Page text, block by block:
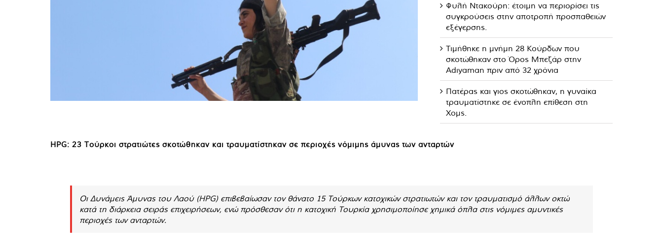
Φυλή Ντακούρη: έτοιμη να περιορίσει τις
συγκρούσεις στην αποτροπή προσπαθειών
εξέγερσης.
Τιμήθηκε η μνήμη 28 Κούρδων που
σκοτώθηκαν στο Όρος Μπεζάρ στην
Adıyaman πριν από 32 χρόνια
Πατέρας και γιος σκοτώθηκαν, η γυναίκα
τραυματίστηκε σε ένοπλη επίθεση στη
Χομς.
HPG: 23 Τούρκοι στρατιώτες σκοτώθηκαν και τραυματίστηκαν σε περιοχές νόμιμης άμυνας των ανταρτών
Οι Δυνάμεις Άμυνας του Λαού (HPG) επιβεβαίωσαν τον θάνατο 15 Τούρκων κατοχικών στρατιωτών και τον τραυματισμό άλλων οκτώ
κατά τη διάρκεια σειράς επιχειρήσεων, ενώ πρόσθεσαν ότι η κατοχική Τουρκία χρησιμοποίησε χημικά όπλα στις νόμιμες αμυντικές
περιοχές των ανταρτών.